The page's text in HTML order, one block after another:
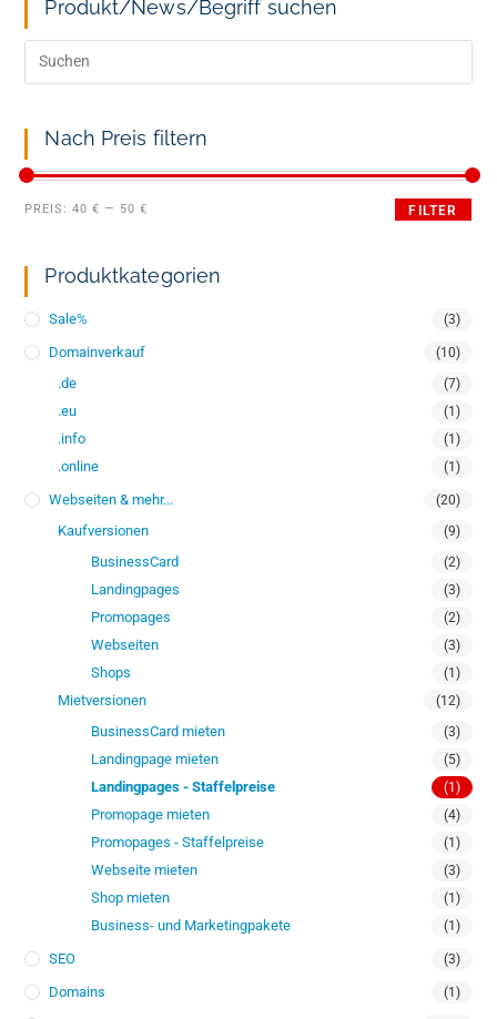
Produkt/News/Begriff suchen
Nach Preis filtern
FILTER
PREIS:40 € — 50 €
Produktkategorien
Sale% (3)
Domainverkauf (10)
.de (7)
.eu (1)
.info (1)
.online (1)
Webseiten & mehr... (20)
Kaufversionen (9)
BusinessCard (2)
Landingpages (3)
Promopages (2)
Webseiten (3)
Shops (1)
Mietversionen (12)
BusinessCard mieten (3)
Landingpage mieten (5)
Landingpages - Staffelpreise (1)
Promopage mieten (4)
Promopages - Staffelpreise (1)
Webseite mieten (3)
Shop mieten (1)
Business- und Marketingpakete (1)
SEO (3)
Domains (1)